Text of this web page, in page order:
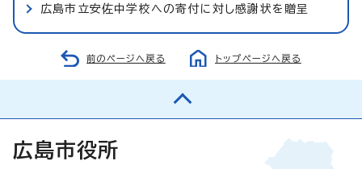
広島市立安佐中学校への寄付に対し感謝状を贈呈
前のページへ戻る トップページへ戻る
広島市役所